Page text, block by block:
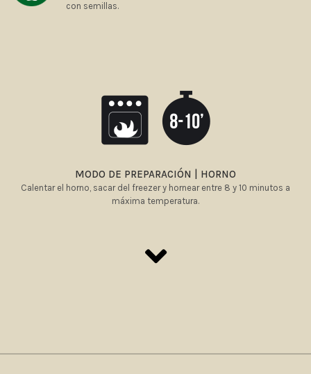
con semillas.
MODO DE PREPARACIÓN | HORNO
Calentar el horno, sacar del freezer y hornear entre 8 y 10 minutos a
máxima temperatura.